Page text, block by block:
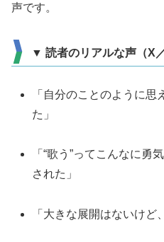
声です。
▼ 読者のリアルな声（X
「自分のことのように
た」
「“歌う”ってこんなに勇
された」
「大きな展開はないけど